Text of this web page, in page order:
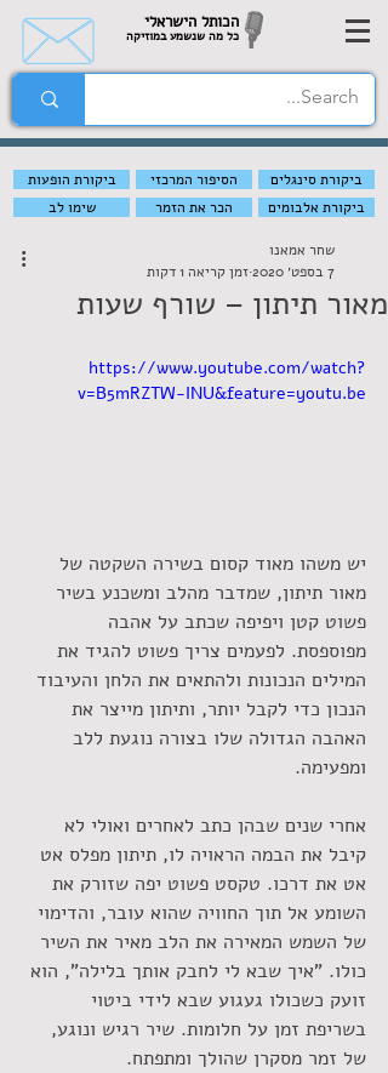
הכותל הישראלי
כל מה שנשמע במוזיקה
ביקורת הופעות הסיפור המרכזי
ביקורת סינגלים
שימו לב
הכר את הזמר ביקורת אלבומים
מאור תיתון – שורף שעות
שחר אמאנו
7 בספט׳ 2020
זמן קריאה 1 דקות
https://www.youtube.com/watch?
v=B5mRZTW-INU&feature=youtu.be
יש משהו מאוד קסום בשירה השקטה של
מאור תיתון, שמדבר מהלב ומשכנע בשיר
פשוט קטן ויפיפה שכתב על אהבה
מפוספסת. לפעמים צריך פשוט להגיד את
המילים הנכונות ולהתאים את הלחן והעיבוד
הנכון כדי לקבל יותר, ותיתון מייצר את
האהבה הגדולה שלו בצורה נוגעת ללב
ומפעימה.
אחרי שנים שבהן כתב לאחרים ואולי לא
קיבל את הבמה הראויה לו, תיתון מפלס אט
אט את דרכו. טקסט פשוט יפה שזורק את
השומע אל תוך החוויה שהוא עובר, והדימוי
של השמש המאירה את הלב מאיר את השיר
כולו. "איך שבא לי לחבק אותך בלילה", הוא
זועק כשכולו געגוע שבא לידי ביטוי
בשריפת זמן על חלומות. שיר רגיש ונוגע,
של זמר מסקרן שהולך ומתפתח.